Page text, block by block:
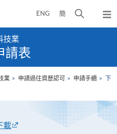
ENG 簡
開
面
彈
出
技業
請表
業 申請過往資歷認可 申請手續
下
載